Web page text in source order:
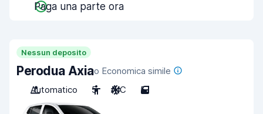
Paga una parte ora
Nessun deposito
Perodua Axiao Economica simile
Automatico
5 A/C 5